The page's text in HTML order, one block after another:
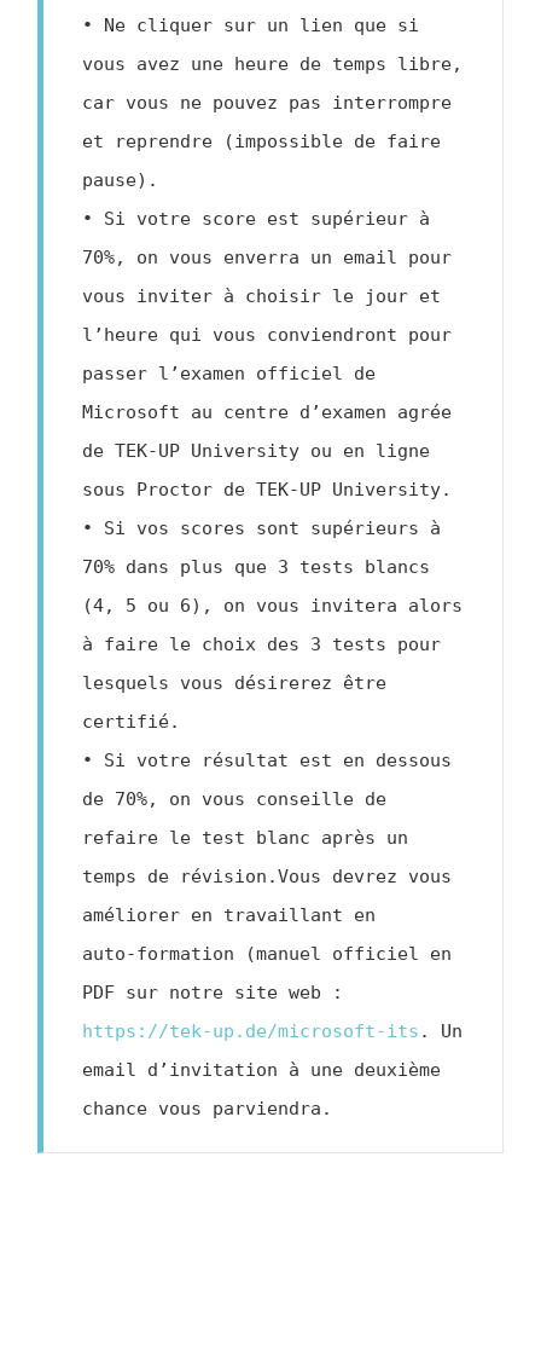
• Ne cliquer sur un lien que si
vous avez une heure de temps libre,
car vous ne pouvez pas interrompre
et reprendre (impossible de faire
pause).
• Si votre score est supérieur à
70%, on vous enverra un email pour
vous inviter à choisir le jour et
l’heure qui vous conviendront pour
passer l’examen officiel de
Microsoft au centre d’examen agrée
de TEK-UP University ou en ligne
sous Proctor de TEK-UP University.
• Si vos scores sont supérieurs à
70% dans plus que 3 tests blancs
(4, 5 ou 6), on vous invitera alors
à faire le choix des 3 tests pour
lesquels vous désirerez être
certifié.
• Si votre résultat est en dessous
de 70%, on vous conseille de
refaire le test blanc après un
temps de révision.Vous devrez vous
améliorer en travaillant en
auto-formation (manuel officiel en
https://tek-up.de/microsoft-its . Un
email d’invitation à une deuxième
chance vous parviendra.